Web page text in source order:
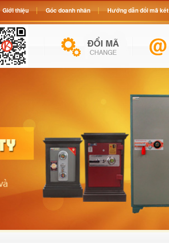
Giới thiệu Góc doanh nhân Hướng dẫn đổi mã két